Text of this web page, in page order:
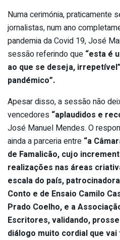
Numa cerimónia, praticamente
jornalistas, num ano
pandemia da Covid 19, José
sessão referindo que “esta é
ao que se deseja,
pandémico”.
Apesar disso, a sessão não
vencedores “aplaudidos e
José Manuel Mendes. O
ainda a parceria entre “a
de Famalicão, cujo
realizações nas áreas
escala do país,
Conto e de Ensaio Camilo
Prado Coelho, e a
Escritores, validando,
diálogo muito cordial que vai